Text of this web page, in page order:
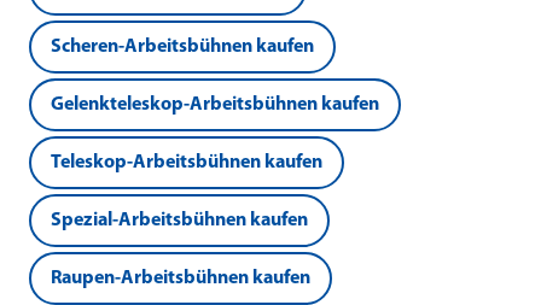
Scheren-Arbeitsbühnen kaufen
Gelenkteleskop-Arbeitsbühnen kaufen
Teleskop-Arbeitsbühnen kaufen
Spezial-Arbeitsbühnen kaufen
Raupen-Arbeitsbühnen kaufen